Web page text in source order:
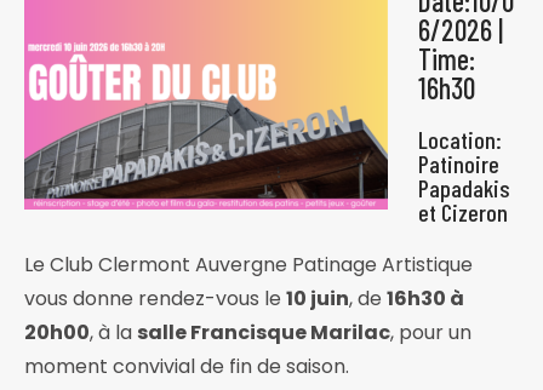
6/2026 |
Time:
16h30
Location:
Patinoire
Papadakis
et Cizeron
Le Club Clermont Auvergne Patinage Artistique
vous donne rendez-vous le 10 juin, de 16h30 à
20h00, à la salle Francisque Marilac, pour un
moment convivial de fin de saison.